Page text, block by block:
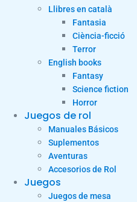
Llibres en català
Fantasia
Ciència-ficció
Terror
English books
Fantasy
Science fiction
Horror
Juegos de rol
Manuales Básicos
Suplementos
Aventuras
Accesorios de Rol
Juegos
Juegos de mesa